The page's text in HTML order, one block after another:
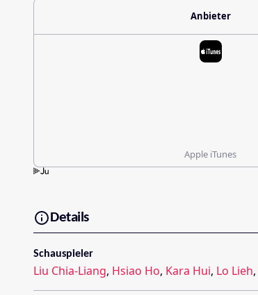
Anbieter
Apple iTunes
Details
Schauspieler
Liu Chia-Liang, Hsiao Ho, Kara Hui, Lo Lieh,